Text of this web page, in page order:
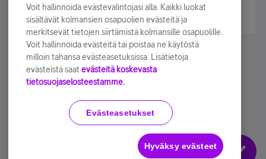
Tilaa nyt
Käyttöehdot Accessibility statement
Evästeasetukset
Voit hallinnoida evästevalintojasi alla. Kaikki luokat
sisältävät kolmansien osapuolien evästeitä ja
merkitsevät tietojen siirtämistä kolmansille osapuolille.
Voit hallinnoida evästeitä tai poistaa ne käytöstä
milloin tahansa evästeasetuksissa. Lisätietoja
evästeistä saat evästeitä koskevasta
tietosuojaselosteestamme.
Evästeasetukset
Hyväksy evästeet